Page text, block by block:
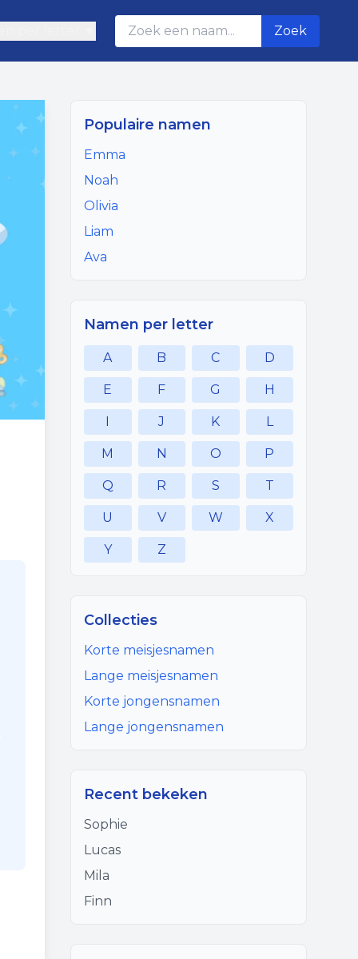
Zoek
Populaire namen
Emma
Noah
Olivia
Liam
Ava
Namen per letter
A B C D
E F G H
I J K L
M N O P
Q R S T
U V W X
Y Z
Collecties
Korte meisjesnamen
Lange meisjesnamen
Korte jongensnamen
Lange jongensnamen
Recent bekeken
Sophie
Lucas
Mila
Finn